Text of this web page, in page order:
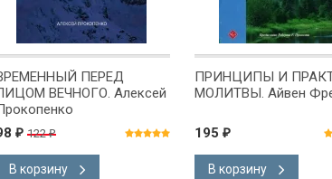
ПЕРЕД
ВЕЧНОГО. Алексей
₽ 122₽
В корзину
ПРИНЦИПЫ И
МОЛИТВЫ. Айвен
195 ₽
В корзину